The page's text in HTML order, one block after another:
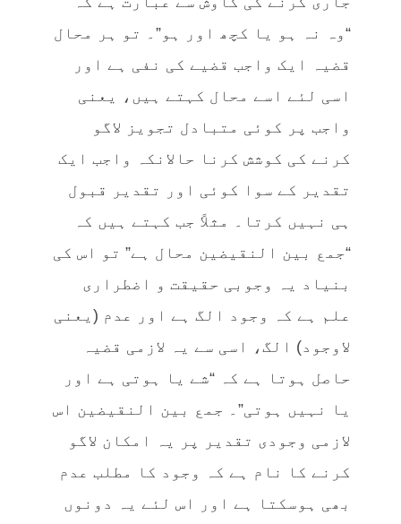
“وہ نہ ہو یا کچھ اور ہو”۔ تو ہر محال
قضیہ ایک واجب قضیے کی نفی ہے اور
اسی لئے اسے محال کہتے ہیں، یعنی
واجب پر کوئی متبادل تجویز لاگو
کرنے کی کوشش کرنا حالانکہ واجب ایک
تقدیر کے سوا کوئی اور تقدیر قبول
ہی نہیں کرتا۔ مثلاً جب کہتے ہیں کہ
“جمع بین النقیضین محال ہے” تو اس کی
بنیاد یہ وجوبی حقیقت و اضطراری
علم ہے کہ وجود الگ ہے اور عدم (یعنی
لاوجود) الگ، اسی سے یہ لازمی قضیہ
حاصل ہوتا ہے کہ “شے یا ہوتی ہے اور
یا نہیں ہوتی”۔ جمع بین النقیضین اس
لازمی وجودی تقدیر پر یہ امکان لاگو
کرنے کا نام ہے کہ وجود کا مطلب عدم
بھی ہوسکتا ہے اور اس لئے یہ دونوں